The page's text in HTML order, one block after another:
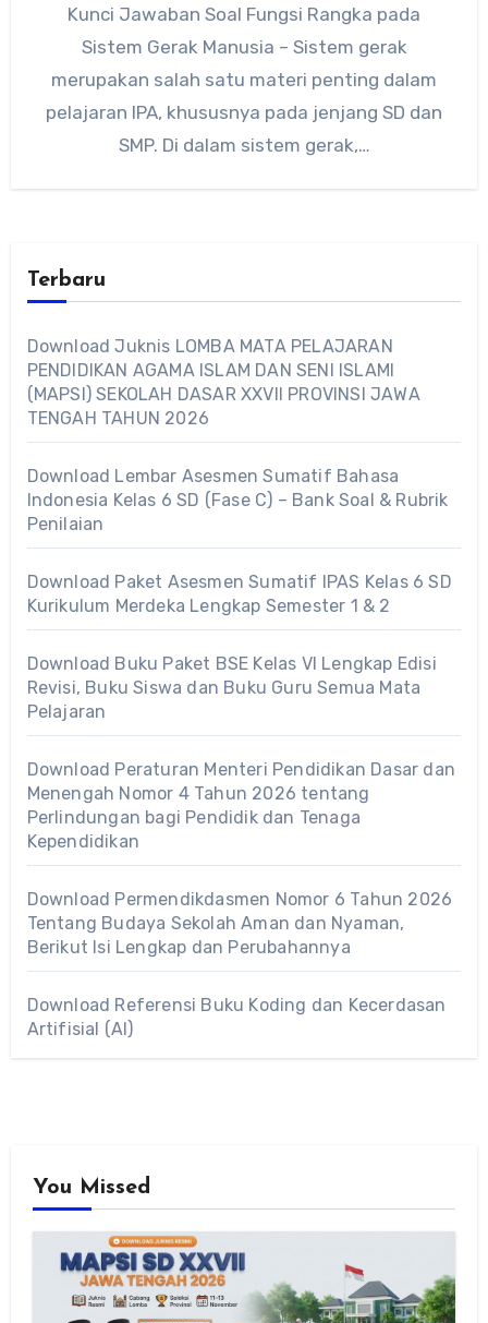
Kunci Jawaban Soal Fungsi Rangka pada
Sistem Gerak Manusia – Sistem gerak
merupakan salah satu materi penting dalam
pelajaran IPA, khususnya pada jenjang SD dan
SMP. Di dalam sistem gerak,…
Terbaru
Download Juknis LOMBA MATA PELAJARAN
PENDIDIKAN AGAMA ISLAM DAN SENI ISLAMI
(MAPSI) SEKOLAH DASAR XXVII PROVINSI JAWA
TENGAH TAHUN 2026
Download Lembar Asesmen Sumatif Bahasa
Indonesia Kelas 6 SD (Fase C) – Bank Soal & Rubrik
Penilaian
Download Paket Asesmen Sumatif IPAS Kelas 6 SD
Kurikulum Merdeka Lengkap Semester 1 & 2
Download Buku Paket BSE Kelas VI Lengkap Edisi
Revisi, Buku Siswa dan Buku Guru Semua Mata
Pelajaran
Download Peraturan Menteri Pendidikan Dasar dan
Menengah Nomor 4 Tahun 2026 tentang
Perlindungan bagi Pendidik dan Tenaga
Kependidikan
Download Permendikdasmen Nomor 6 Tahun 2026
Tentang Budaya Sekolah Aman dan Nyaman,
Berikut Isi Lengkap dan Perubahannya
Download Referensi Buku Koding dan Kecerdasan
Artifisial (AI)
You Missed